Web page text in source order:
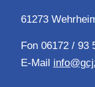
61273
Fon 06172 / 93
E-Mail